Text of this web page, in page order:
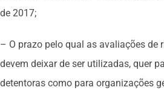
de 2017;
– O prazo pelo qual as avaliações de
devem deixar de ser utilizadas, quer
detentoras como para organizações